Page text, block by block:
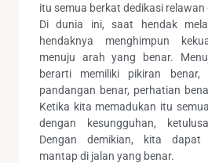
itu semua berkat dedikasi
Di dunia ini, saat hendak
hendaknya menghimpun
menuju arah yang benar.
berarti memiliki pikiran benar,
pandangan benar, perhatian
Ketika kita memadukan itu
dengan kesungguhan,
Dengan demikian, kita dapat
mantap di jalan yang benar.